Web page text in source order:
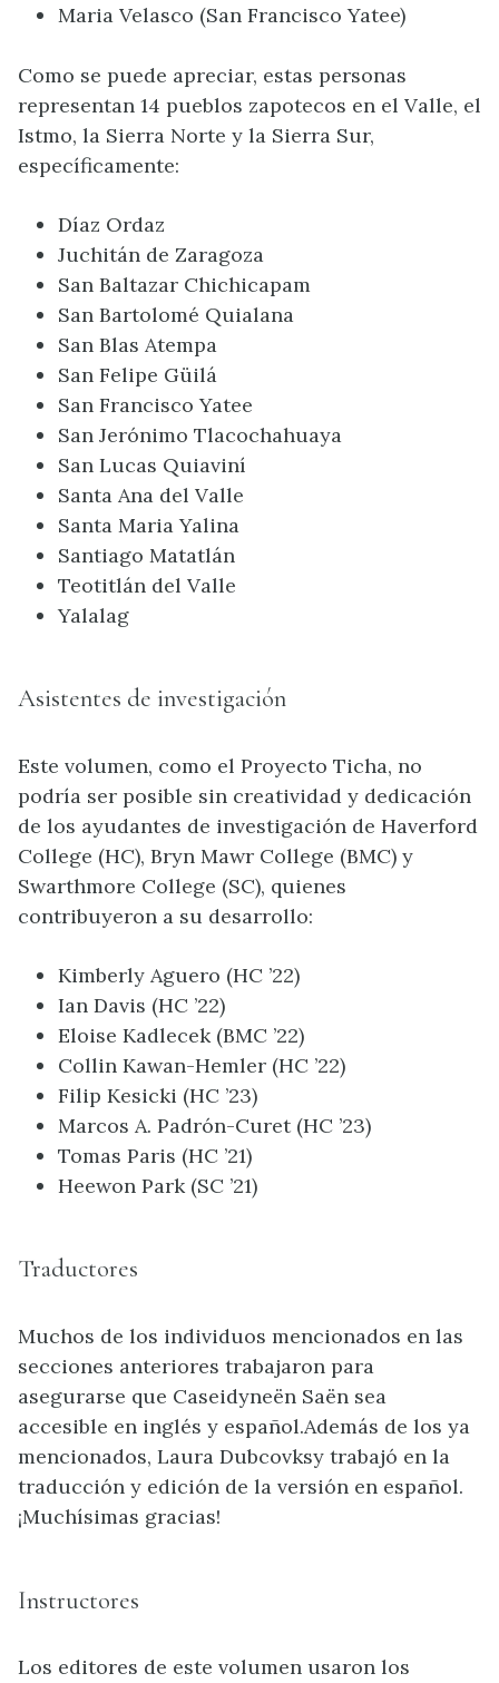
Maria Velasco (San Francisco Yatee)
Como se puede apreciar, estas personas
representan 14 pueblos zapotecos en el Valle, el
Istmo, la Sierra Norte y la Sierra Sur,
específicamente:
Díaz Ordaz
Juchitán de Zaragoza
San Baltazar Chichicapam
San Bartolomé Quialana
San Blas Atempa
San Felipe Güilá
San Francisco Yatee
San Jerónimo Tlacochahuaya
San Lucas Quiaviní
Santa Ana del Valle
Santa Maria Yalina
Santiago Matatlán
Teotitlán del Valle
Yalalag
Asistentes de investigación
Este volumen, como el Proyecto Ticha, no
podría ser posible sin creatividad y dedicación
de los ayudantes de investigación de Haverford
College (HC), Bryn Mawr College (BMC) y
Swarthmore College (SC), quienes
contribuyeron a su desarrollo:
Kimberly Aguero (HC ’22)
Ian Davis (HC ’22)
Eloise Kadlecek (BMC ’22)
Collin Kawan-Hemler (HC ’22)
Filip Kesicki (HC ’23)
Marcos A. Padrón-Curet (HC ’23)
Tomas Paris (HC ’21)
Heewon Park (SC ’21)
Traductores
Muchos de los individuos mencionados en las
secciones anteriores trabajaron para
asegurarse que Caseidyneën Saën sea
accesible en inglés y español.Además de los ya
mencionados, Laura Dubcovksy trabajó en la
traducción y edición de la versión en español.
¡Muchísimas gracias!
Instructores
Los editores de este volumen usaron los